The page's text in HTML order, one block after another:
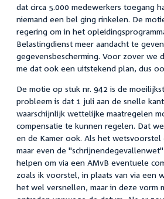
dat circa 5.000 medewerkers toegang
niemand een bel ging rinkelen. De
regering om in het
Belastingdienst meer aandacht te
gegevensbescherming. Voor zover we
me dat ook een uitstekend plan, dus
De motie op stuk nr. 942 is de
probleem is dat 1 juli aan de snelle
waarschijnlijk wettelijke maatregelen
compensatie te kunnen regelen. Dat
en de Kamer ook. Als het
maar even de
helpen om via een AMvB eventuele
zoals ik voorstel, in plaats van via een
het wel versnellen, maar in deze vorm